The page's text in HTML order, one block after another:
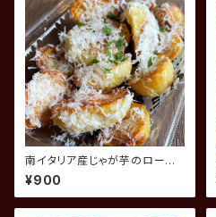
南イタリア産じゃが芋のロース
ト パルミジャーノチーズ
¥900